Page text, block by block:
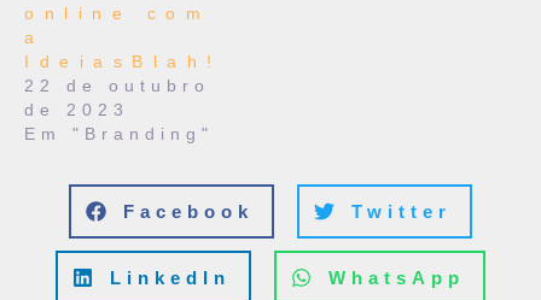
online com
a
IdeiasBlah!
22 de outubro
de 2023
Em "Branding"
Facebook Twitter
LinkedIn WhatsApp